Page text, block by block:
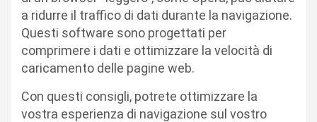
a ridurre il traffico di dati durante la navigazione.
Questi software sono progettati per
comprimere i dati e ottimizzare la velocità di
caricamento delle pagine web.
Con questi consigli, potrete ottimizzare la
vostra esperienza di navigazione sul vostro